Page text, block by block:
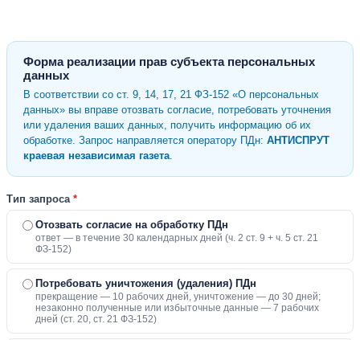
Форма реализации прав субъекта персональных
данных
В соответствии со ст. 9, 14, 17, 21 ФЗ-152 «О персональных
данных» вы вправе отозвать согласие, потребовать уточнения
или удаления ваших данных, получить информацию об их
обработке. Запрос направляется оператору ПДн: АНТИСПРУТ
краевая независимая газета.
Тип запроса *
Отозвать согласие на обработку ПДн
ответ — в течение 30 календарных дней (ч. 2 ст. 9 + ч. 5 ст. 21
ФЗ-152)
Потребовать уничтожения (удаления) ПДн
прекращение — 10 рабочих дней, уничтожение — до 30 дней;
незаконно полученные или избыточные данные — 7 рабочих
дней (ст. 20, ст. 21 ФЗ-152)